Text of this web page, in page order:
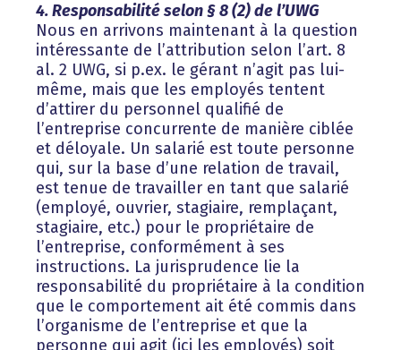
4. Responsabilité selon § 8 (2) de l’UWG
Nous en arrivons maintenant à la question
intéressante de l’attribution selon l’art. 8
al. 2 UWG, si p.ex. le gérant n’agit pas lui-
même, mais que les employés tentent
d’attirer du personnel qualifié de
l’entreprise concurrente de manière ciblée
et déloyale. Un salarié est toute personne
qui, sur la base d’une relation de travail,
est tenue de travailler en tant que salarié
(employé, ouvrier, stagiaire, remplaçant,
stagiaire, etc.) pour le propriétaire de
l’entreprise, conformément à ses
instructions. La jurisprudence lie la
responsabilité du propriétaire à la condition
que le comportement ait été commis dans
l’organisme de l’entreprise et que la
personne qui agit (ici les employés) soit